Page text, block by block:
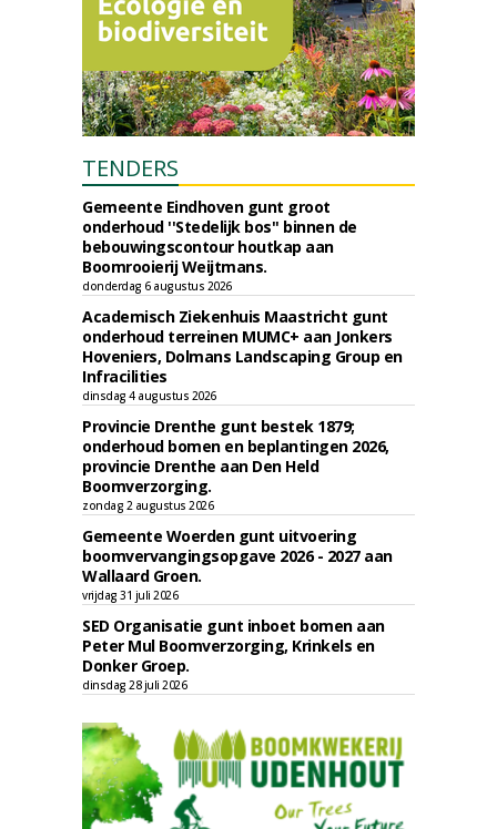
TENDERS
Gemeente Eindhoven gunt groot
onderhoud ''Stedelijk bos'' binnen de
bebouwingscontour houtkap aan
Boomrooierij Weijtmans.
donderdag 6 augustus 2026
Academisch Ziekenhuis Maastricht gunt
onderhoud terreinen MUMC+ aan Jonkers
Hoveniers, Dolmans Landscaping Group en
Infracilities
dinsdag 4 augustus 2026
Provincie Drenthe gunt bestek 1879;
onderhoud bomen en beplantingen 2026,
provincie Drenthe aan Den Held
Boomverzorging.
zondag 2 augustus 2026
Gemeente Woerden gunt uitvoering
boomvervangingsopgave 2026 - 2027 aan
Wallaard Groen.
vrijdag 31 juli 2026
SED Organisatie gunt inboet bomen aan
Peter Mul Boomverzorging, Krinkels en
Donker Groep.
dinsdag 28 juli 2026